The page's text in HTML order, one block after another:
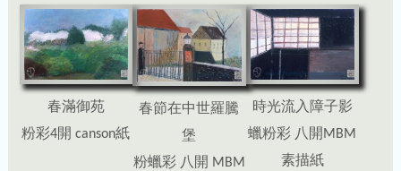
春滿御苑
粉彩4開 canson紙
春節在中世羅騰
堡
粉蠟彩 八開 MBM
時光流入障子影
蠟粉彩 八開MBM
素描紙